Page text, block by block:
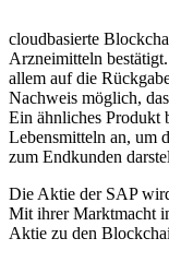
cloudbasierte
Arzneimitteln
allem auf die
Nachweis möglich,
Ein ähnliches Produkt
Lebensmitteln an, um
zum Endkunden
Die Aktie der SAP
Mit ihrer Marktmacht
Aktie zu den